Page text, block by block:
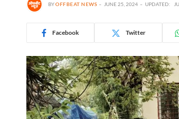
BYOFFBEAT NEWS JUNE 25, 2024 UPDATED:
Facebook Twitter